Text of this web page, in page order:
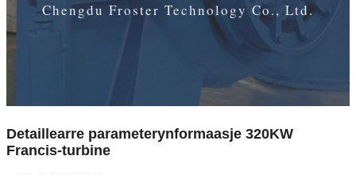
Chengdu Froster Technology Co., Ltd.
Detaillearre parameterynformaasje 320KW
Francis-turbine